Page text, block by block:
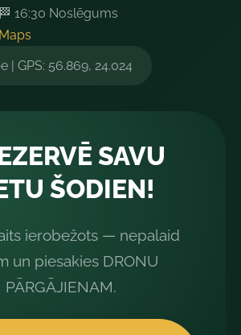
16:30 Noslēgums
| GPS: 56.869, 24.024
SAVU
ŠODIEN!
ierobežots — nepalaid
un piesakies DRONU
PĀRGĀJIENAM.